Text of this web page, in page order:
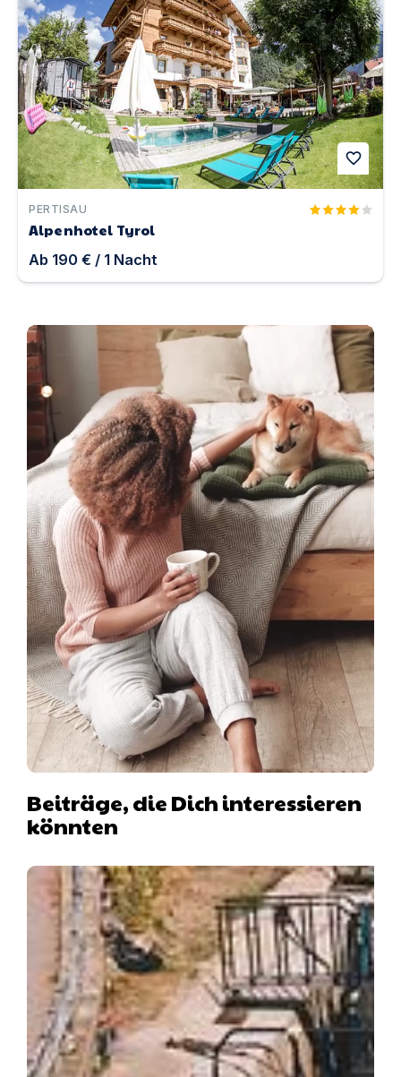
favorite
PERTISAU
Alpenhotel Tyrol
Ab 190 € / 1 Nacht
Beiträge, die Dich interessieren
könnten
Hausboot mit Hund